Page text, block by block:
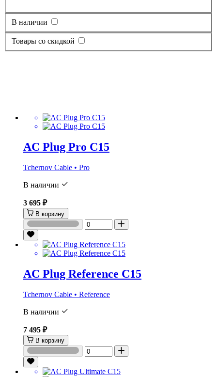
В наличии
Товары со скидкой
AC Plug Pro C15
Tchernov Cable • Pro
В наличии
3 695 ₽
В корзину
AC Plug Reference C15
Tchernov Cable • Reference
В наличии
7 495 ₽
В корзину